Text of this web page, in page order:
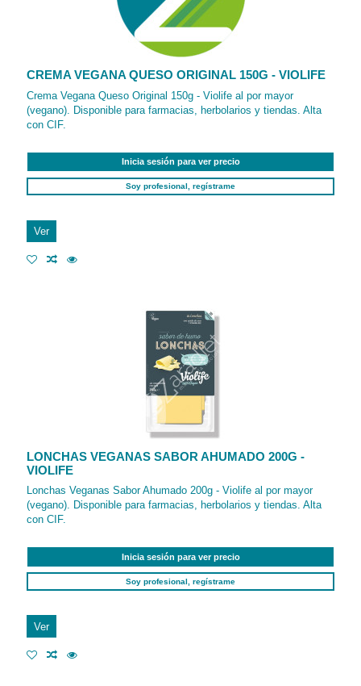
CREMA VEGANA QUESO ORIGINAL 150G - VIOLIFE
Crema Vegana Queso Original 150g - Violife al por mayor
(vegano). Disponible para farmacias, herbolarios y tiendas. Alta
con CIF.
Inicia sesión para ver precio
Soy profesional, regístrame
Ver
LONCHAS VEGANAS SABOR AHUMADO 200G -
VIOLIFE
Lonchas Veganas Sabor Ahumado 200g - Violife al por mayor
(vegano). Disponible para farmacias, herbolarios y tiendas. Alta
con CIF.
Inicia sesión para ver precio
Soy profesional, regístrame
Ver